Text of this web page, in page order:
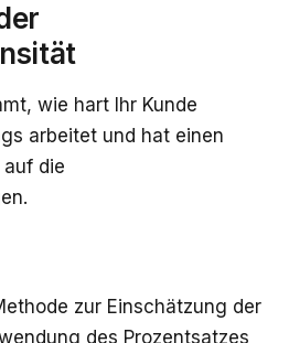
wie hart Ihr Kunde
arbeitet und hat einen
die
zur Einschätzung der
des Prozentsatzes